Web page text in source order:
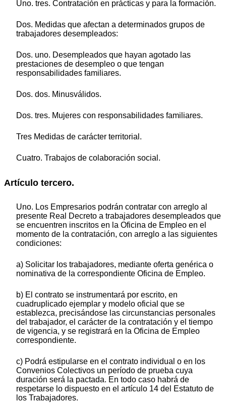
Uno. tres. Contratación en prácticas y para la formación.
Dos. Medidas que afectan a determinados grupos de
trabajadores desempleados:
Dos. uno. Desempleados que hayan agotado las
prestaciones de desempleo o que tengan
responsabilidades familiares.
Dos. dos. Minusválidos.
Dos. tres. Mujeres con responsabilidades familiares.
Tres Medidas de carácter territorial.
Cuatro. Trabajos de colaboración social.
Artículo tercero.
Uno. Los Empresarios podrán contratar con arreglo al
presente Real Decreto a trabajadores desempleados que
se encuentren inscritos en la Oficina de Empleo en el
momento de la contratación, con arreglo a las siguientes
condiciones:
a) Solicitar los trabajadores, mediante oferta genérica o
nominativa de la correspondiente Oficina de Empleo.
b) El contrato se instrumentará por escrito, en
cuadruplicado ejemplar y modelo oficial que se
establezca, precisándose las circunstancias personales
del trabajador, el carácter de la contratación y el tiempo
de vigencia, y se registrará en la Oficina de Empleo
correspondiente.
c) Podrá estipularse en el contrato individual o en los
Convenios Colectivos un período de prueba cuya
duración será la pactada. En todo caso habrá de
respetarse lo dispuesto en el artículo 14 del Estatuto de
los Trabajadores.